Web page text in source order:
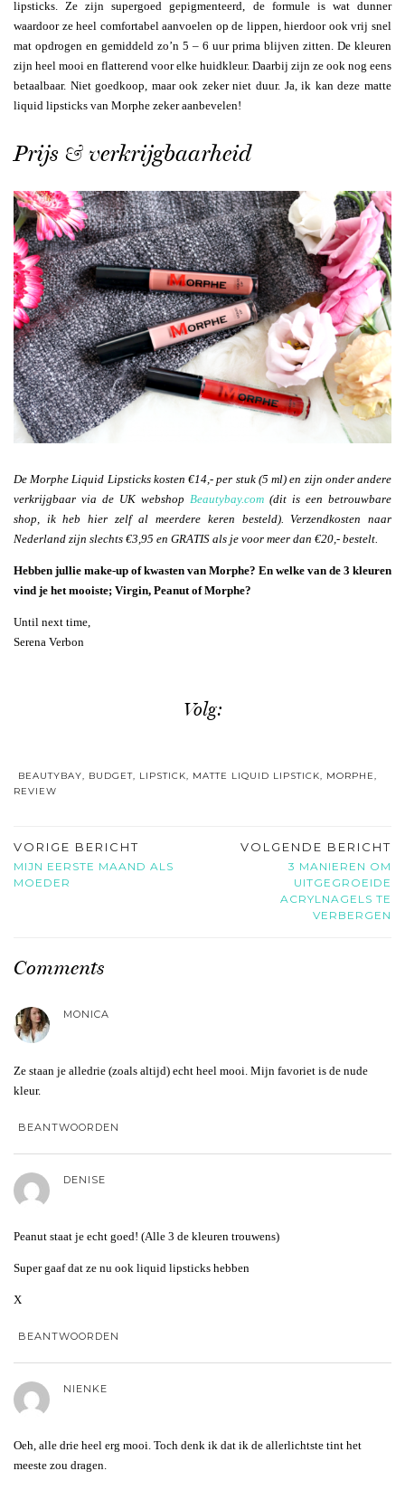
lipsticks. Ze zijn supergoed gepigmenteerd, de formule is wat dunner
waardoor ze heel comfortabel aanvoelen op de lippen, hierdoor ook vrij snel
mat opdrogen en gemiddeld zo’n 5 – 6 uur prima blijven zitten. De kleuren
zijn heel mooi en flatterend voor elke huidkleur. Daarbij zijn ze ook nog eens
betaalbaar. Niet goedkoop, maar ook zeker niet duur. Ja, ik kan deze matte
liquid lipsticks van Morphe zeker aanbevelen!
Prijs & verkrijgbaarheid
De Morphe Liquid Lipsticks kosten €14,- per stuk (5 ml) en zijn onder andere
verkrijgbaar via de UK webshop Beautybay.com (dit is een betrouwbare
shop, ik heb hier zelf al meerdere keren besteld). Verzendkosten naar
Nederland zijn slechts €3,95 en GRATIS als je voor meer dan €20,- bestelt.
Hebben jullie make-up of kwasten van Morphe? En welke van de 3 kleuren
vind je het mooiste; Virgin, Peanut of Morphe?
Until next time,
Serena Verbon
Volg:
BEAUTYBAY, BUDGET, LIPSTICK, MATTE LIQUID LIPSTICK, MORPHE,
REVIEW
VORIGE BERICHT
MIJN EERSTE MAAND ALS
MOEDER
VOLGENDE BERICHT
3 MANIEREN OM
UITGEGROEIDE
ACRYLNAGELS TE
VERBERGEN
Comments
MONICA
Ze staan je alledrie (zoals altijd) echt heel mooi. Mijn favoriet is de nude
kleur.
BEANTWOORDEN
DENISE
Peanut staat je echt goed! (Alle 3 de kleuren trouwens)
Super gaaf dat ze nu ook liquid lipsticks hebben
X
BEANTWOORDEN
NIENKE
Oeh, alle drie heel erg mooi. Toch denk ik dat ik de allerlichtste tint het
meeste zou dragen.